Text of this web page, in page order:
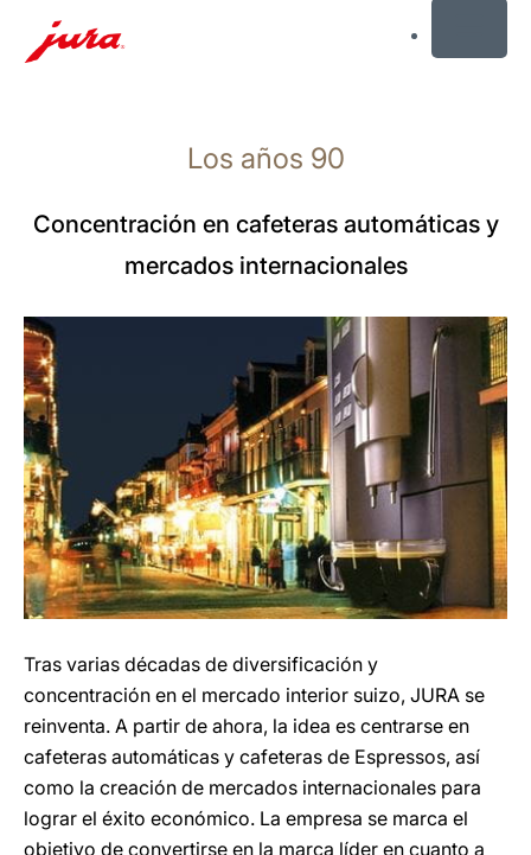
Saltar
Los años 90
Concentración en cafeteras automáticas y
mercados internacionales
Tras varias décadas de diversificación y
concentración en el mercado interior suizo, JURA se
reinventa. A partir de ahora, la idea es centrarse en
cafeteras automáticas y cafeteras de Espressos, así
como la creación de mercados internacionales para
lograr el éxito económico. La empresa se marca el
objetivo de convertirse en la marca líder en cuanto a